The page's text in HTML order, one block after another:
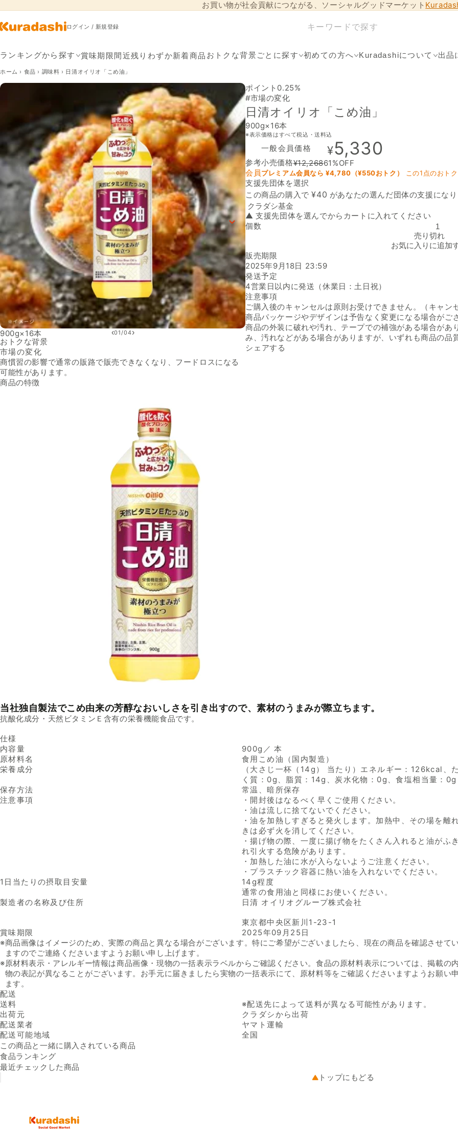
お買い物が社会貢献につながる、ソーシャルグッドマーケット
ログイン / 新規登録
ランキングから探す 賞味期限間近残りわずか新着商品 おトクな背景ごとに探す 初めての方へ Kuradashiについて 出品
ホーム › 食品 › 調味料 › 日清オイリオ「こめ油」
900g×16本 ‹01/04›
おトクな背景
市場の変化
商慣習の影響で通常の販路で販売できなくなり、フードロスになる
可能性があります。
ポイント0.25%
#市場の変化
日清オイリオ「こめ油」
900g×16本
※表示価格はすべて税込・送料込
一般会員価格 ¥5,330
参考小売価格¥12,26861 %OFF
会員プレミアム会員なら ¥4,780 （¥550おトク） この1点のおト
支援先団体を選択
この商品の購入で¥40 があなたの選んだ団体の支援にな
支援先団体
▲ 支援先団体を選んでからカートに入れてください
個数日清オイリオ「こめ油」の数量を減らす
売り切れ
お気に入りに追加
販売期限
2025年9月18日 23:59
発送予定
4営業日以内に発送（休業日：土日祝）
注意事項
ご購入後のキャンセルは原則お受けできません。（キャン
商品パッケージやデザインは予告なく変更になる場合がご
商品の外装に破れや汚れ、テープでの補強がある場合があ
み、汚れなどがある場合がありますが、いずれも商品の品
シェアする
商品の特徴
当社独自製法でこめ由来の芳醇なおいしさを引き出すので、素材のうまみが際立ちます。
抗酸化成分・天然ビタミンＥ含有の栄養機能食品です。
仕様
内容量
900g／ 本
原材料名
食用こめ油（国内製造）
栄養成分
（大さじ一杯（14g） 当たり）エネルギー：126kcal、
く質：0g、脂質：14g、炭水化物：0g、食塩相当量：0g
保存方法
常温、暗所保存
注意事項
・開封後はなるべく早くご使用ください。
・油は流しに捨てないでください。
・油を加熱しすぎると発火します。加熱中、その場を離
きは必ず火を消してください。
・揚げ物の際、一度に揚げ物をたくさん入れると油がふ
れ引火する危険があります。
・加熱した油に水が入らないようご注意ください。
・プラスチック容器に熱い油を入れないでください。
1日当たりの摂取目安量
14g程度
通常の食用油と同様にお使いください。
製造者の名称及び住所
日清 オイリオグループ株式会社
東京都中央区新川1-23-1
賞味期限
2025年09月25日
※商品画像はイメージのため、実際の商品と異なる場合がございます。特にご希望がございましたら、現在の商品を確認させて
ますのでご連絡くださいますようお願い申し上げます。
※原材料表示・アレルギー情報は商品画像・現物の一括表示ラベルからご確認ください。食品の原材料表示については、掲載の
物の表記が異なることがございます。お手元に届きましたら実物の一括表示にて、原材料等をご確認くださいますようお願い
ます。
配送
送料
※配送先によって送料が異なる可能性があります。
出荷元
クラダシから出荷
配送業者
ヤマト運輸
配送可能地域
全国
この商品と一緒に購入されている商品
食品ランキング
最近チェックした商品
トップにもどる